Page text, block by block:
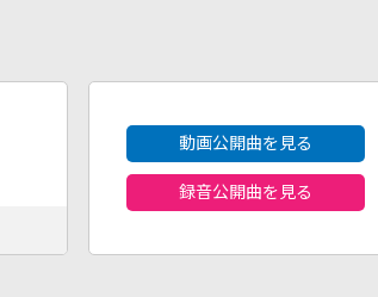
動画公開曲を見る
録音公開曲を見る